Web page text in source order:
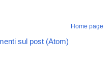
Home page
sul post (Atom)